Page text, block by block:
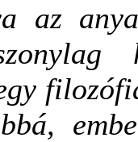
az